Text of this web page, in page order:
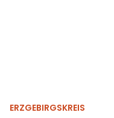
ERZGEBIRGSKREIS